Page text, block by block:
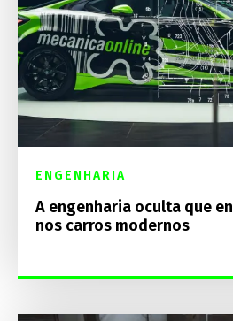
ENGENHARIA
A engenharia oculta que
nos carros modernos